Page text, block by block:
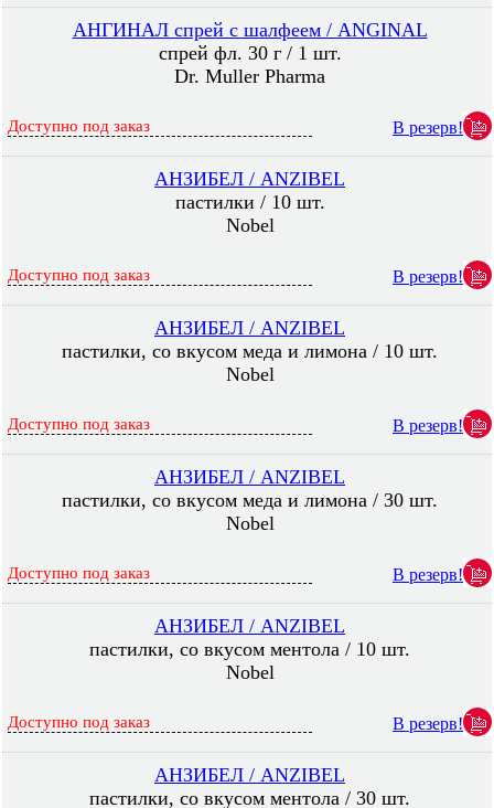
АНГИНАЛ спрей с шалфеем / ANGINAL
спрей фл. 30 г / 1 шт.
Dr. Muller Pharma
Доступно под заказ В резерв!
АНЗИБЕЛ / ANZIBEL
пастилки / 10 шт.
Nobel
Доступно под заказ В резерв!
АНЗИБЕЛ / ANZIBEL
пастилки, со вкусом меда и лимона / 10 шт.
Nobel
Доступно под заказ В резерв!
АНЗИБЕЛ / ANZIBEL
пастилки, со вкусом меда и лимона / 30 шт.
Nobel
Доступно под заказ В резерв!
АНЗИБЕЛ / ANZIBEL
пастилки, со вкусом ментола / 10 шт.
Nobel
Доступно под заказ В резерв!
АНЗИБЕЛ / ANZIBEL
пастилки, со вкусом ментола / 30 шт.